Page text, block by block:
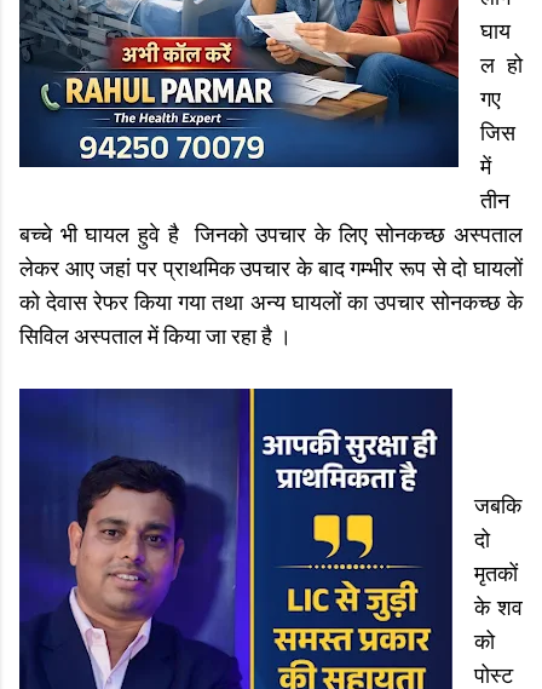
घाय
ल हो
गए
जिस
में
तीन
बच्चे भी घायल हुवे है जिनको उपचार के लिए सोनकच्छ अस्पताल
लेकर आए जहां पर प्राथमिक उपचार के बाद गम्भीर रूप से दो घायलों
को देवास रेफर किया गया तथा अन्य घायलों का उपचार सोनकच्छ के
सिविल अस्पताल में किया जा रहा है ।
जबकि
दो
मृतकों
के शव
को
पोस्ट